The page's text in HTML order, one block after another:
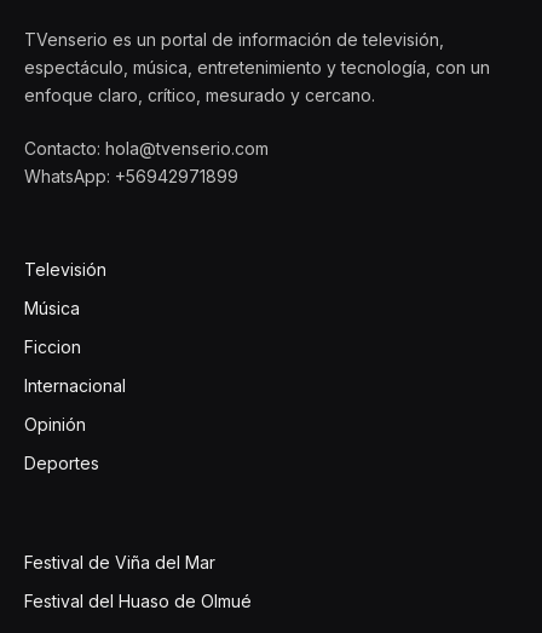
TVenserio es un portal de información de televisión,
espectáculo, música, entretenimiento y tecnología, con un
enfoque claro, crítico, mesurado y cercano.
Contacto: hola@tvenserio.com
WhatsApp: +56942971899
Televisión
Música
Ficcion
Internacional
Opinión
Deportes
Festival de Viña del Mar
Festival del Huaso de Olmué